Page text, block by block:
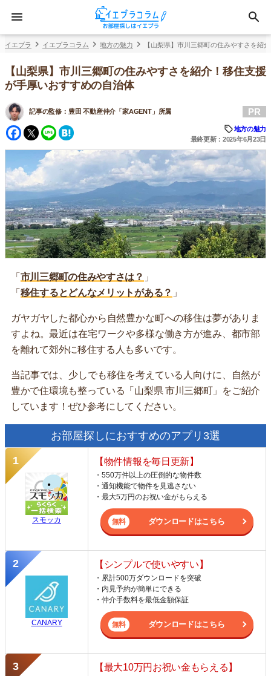
イエプラ イエプラコラム 地方の魅力 【山梨県】市川三郷町の住みやすさを紹
【山梨県】市川三郷町の住みやすさを紹介！移住支援
が手厚いおすすめの自治体
記事の監修： 豊田 不動産仲介「家AGENT」所属
Facebook
Twitter
Line
PR
地方の魅力
最終更新：2025年6月23日
「 市川三郷町の住みやすさは？ 」
「 移住するとどんなメリットがある？ 」
ガヤガヤした都心から自然豊かな町への移住は夢がありま
すよね。最近は在宅ワークや多様な働き方が進み、都市部
を離れて郊外に移住する人も多いです。
当記事では、少しでも移住を考えている人向けに、自然が
豊かで住環境も整っている「山梨県 市川三郷町」をご紹介
しています！ぜひ参考にしてください。
お部屋探しにおすすめのアプリ3選
スモッカ
【物件情報を毎日更新】
・550万件以上の圧倒的な物件数
・通知機能で物件を見逃さない
・最大5万円のお祝い金がもらえる
ダウンロードはこちら
CANARY
【シンプルで使いやすい】
・累計500万ダウンロードを突破
・内見予約が簡単にできる
・仲介手数料を最低金額保証
ダウンロードはこちら
【最大10万円お祝い金もらえる】